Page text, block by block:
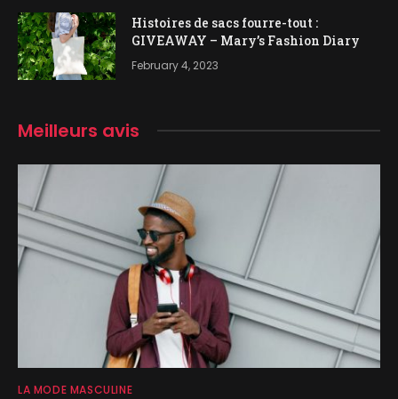
Histoires de sacs fourre-tout :
GIVEAWAY – Mary’s Fashion Diary
February 4, 2023
Meilleurs avis
LA MODE MASCULINE